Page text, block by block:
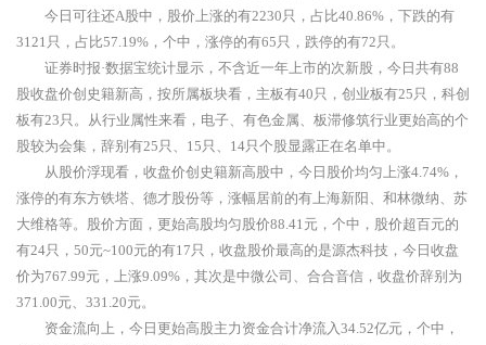
今日可往还A股中，股价上涨的有2230只，占比40.86%，下跌的有
3121只，占比57.19%，个中，涨停的有65只，跌停的有72只。
证券时报·数据宝统计显示，不含近一年上市的次新股，今日共有88
股收盘价创史籍新高，按所属板块看，主板有40只，创业板有25只，科创
板有23只。从行业属性来看，电子、有色金属、板滞修筑行业更始高的个
股较为会集，辞别有25只、15只、14只个股显露正在名单中。
从股价浮现看，收盘价创史籍新高股中，今日股价均匀上涨4.74%，
涨停的有东方铁塔、德才股份等，涨幅居前的有上海新阳、和林微纳、苏
大维格等。股价方面，更始高股均匀股价88.41元，个中，股价超百元的
有24只，50元~100元的有17只，收盘股价最高的是源杰科技，今日收盘
价为767.99元，上涨9.09%，其次是中微公司、合合音信，收盘价辞别为
371.00元、331.20元。
资金流向上，今日更始高股主力资金合计净流入34.52亿元，个中，